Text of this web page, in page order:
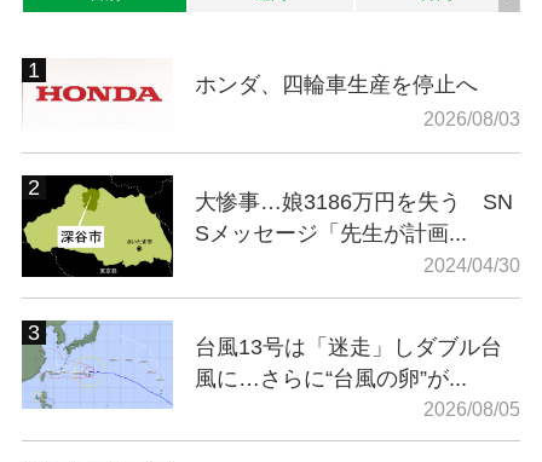
ホンダ、四輪車生産を停止へ
2026/08/03
大惨事…娘3186万円を失う SN
Sメッセージ「先生が計画...
2024/04/30
台風13号は「迷走」しダブル台
風に…さらに“台風の卵”が...
2026/08/05